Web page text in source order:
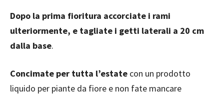
Dopo la prima fioritura accorciate i rami
ulteriormente, e tagliate i getti laterali a 20 cm
dalla base.
Concimate per tutta l’estate con un prodotto
liquido per piante da fiore e non fate mancare